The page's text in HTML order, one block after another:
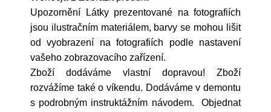
Upozornění Látky prezentované na fotografiích
jsou ilustračním materiálem, barvy se mohou lišit
od vyobrazení na fotografiích podle nastavení
vašeho zobrazovacího zařízení.
Zboží dodáváme vlastní dopravou! Zboží
rozvážíme také o víkendu. Dodáváme v demontu
s podrobným instruktážním návodem. Objednat